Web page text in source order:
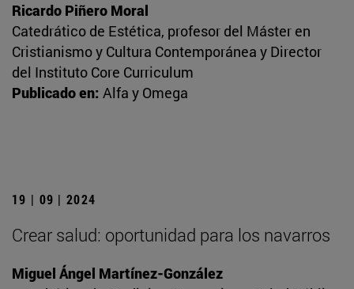
Ricardo Piñero Moral
Catedrático de Estética, profesor del Máster en
Cristianismo y Cultura Contemporánea y Director
del Instituto Core Curriculum
Publicado en: Alfa y Omega
19 | 09 | 2024
Crear salud: oportunidad para los navarros
Miguel Ángel Martínez-González